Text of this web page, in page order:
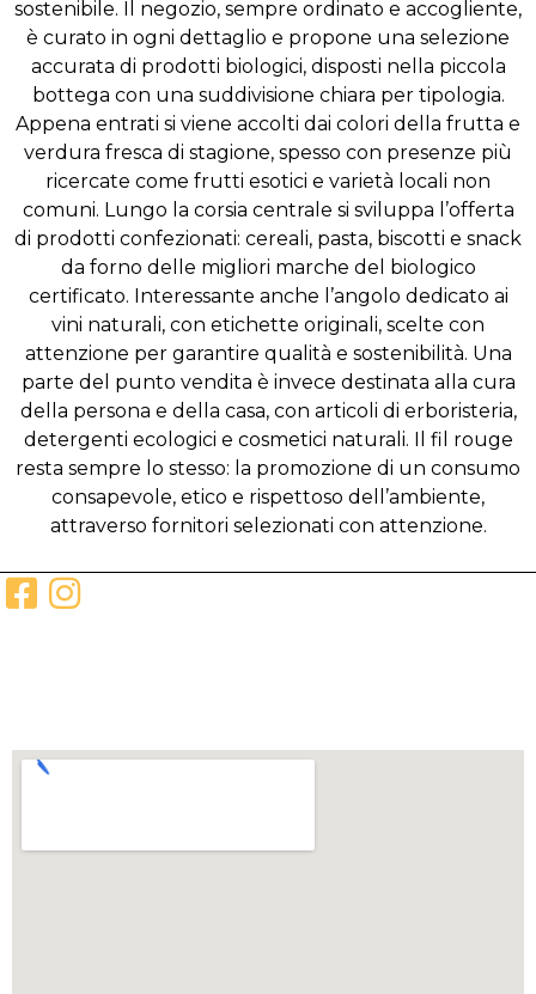
sostenibile. Il negozio, sempre ordinato e accogliente,
è curato in ogni dettaglio e propone una selezione
accurata di prodotti biologici, disposti nella piccola
bottega con una suddivisione chiara per tipologia.
Appena entrati si viene accolti dai colori della frutta e
verdura fresca di stagione, spesso con presenze più
ricercate come frutti esotici e varietà locali non
comuni. Lungo la corsia centrale si sviluppa l’offerta
di prodotti confezionati: cereali, pasta, biscotti e snack
da forno delle migliori marche del biologico
certificato. Interessante anche l’angolo dedicato ai
vini naturali, con etichette originali, scelte con
attenzione per garantire qualità e sostenibilità. Una
parte del punto vendita è invece destinata alla cura
della persona e della casa, con articoli di erboristeria,
detergenti ecologici e cosmetici naturali. Il fil rouge
resta sempre lo stesso: la promozione di un consumo
consapevole, etico e rispettoso dell’ambiente,
attraverso fornitori selezionati con attenzione.